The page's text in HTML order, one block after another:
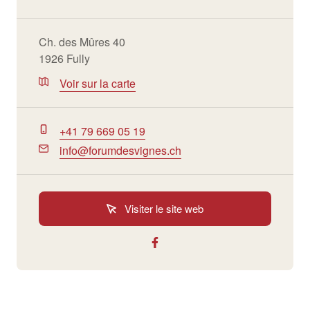
Ch. des Mûres 40
1926 Fully
Voir sur la carte
+41 79 669 05 19
info@forumdesvignes.ch
Visiter le site web